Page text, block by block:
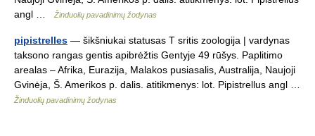
angl …
Žinduolių pavadinimų žodynas
pipistrelles — šikšniukai statusas T sritis zoologija | vardynas
taksono rangas gentis apibrėžtis Gentyje 49 rūšys. Paplitimo
arealas – Afrika, Eurazija, Malakos pusiasalis, Australija, Naujoji
Gvinėja, Š. Amerikos p. dalis. atitikmenys: lot. Pipistrellus angl …
Žinduolių pavadinimų žodynas